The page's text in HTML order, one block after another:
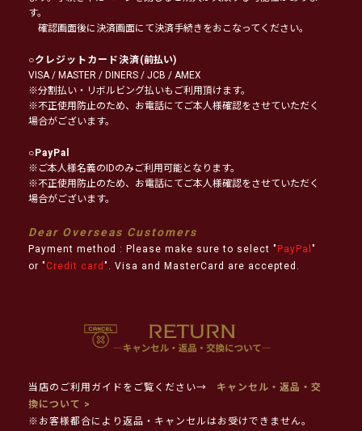
す。
確認画面後に決済画面にて決済手続きをおこなってください。
○クレジットカード決済(前払い)
VISA / MASTER / DINERS / JCB / AMEX
※分割払い・リボルビング払いもご利用頂けます。
※不正使用防止のため、お電話にてご本人様確認をさせていただく
場合がございます。
○PayPal
※ご本人様名義のIDのみご利用可能となります。
※不正使用防止のため、お電話にてご本人様確認をさせていただく
場合がございます。
Dear Overseas Customers
Payment method : Please make sure to select " PayPal "
or " Credit card ". Visa and MasterCard are accepted.
当店のご利用ガイドをご覧ください→
キャンセル・返品・交
換について >
※お客様都合により返品・キャンセルはお受けできません。